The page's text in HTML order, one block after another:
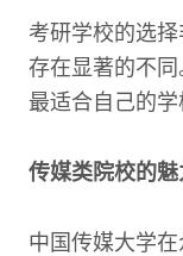
考研学校的选
存在显著的不
最适合自己的学
传媒类院校的
中国传媒大学